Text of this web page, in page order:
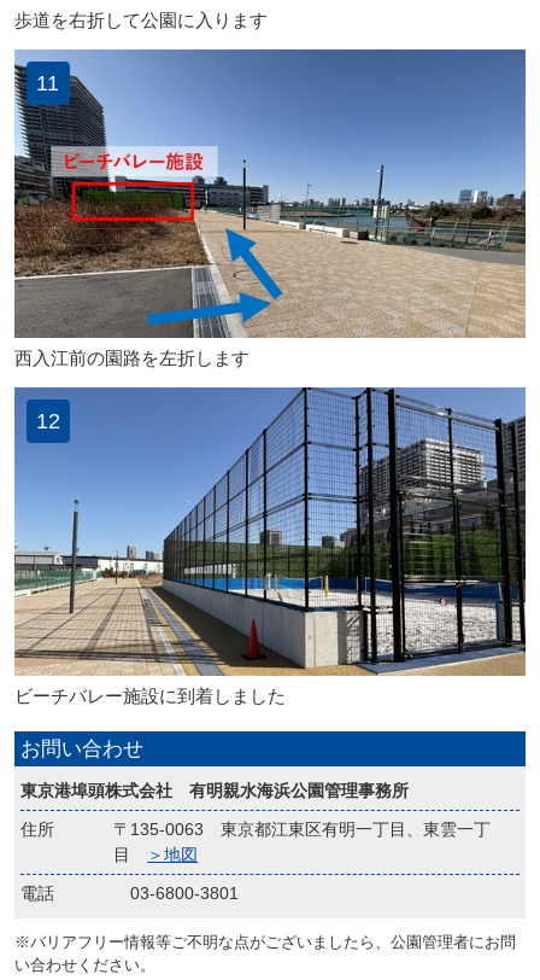
歩道を右折して公園に入ります
11
西入江前の園路を左折します
12
ビーチバレー施設に到着しました
お問い合わせ
東京港埠頭株式会社 有明親水海浜公園管理事務所
住所
〒135-0063 東京都江東区有明一丁目、東雲一丁
目
＞地図
電話
03-6800-3801
※バリアフリー情報等ご不明な点がございましたら、公園管理者にお問
い合わせください。